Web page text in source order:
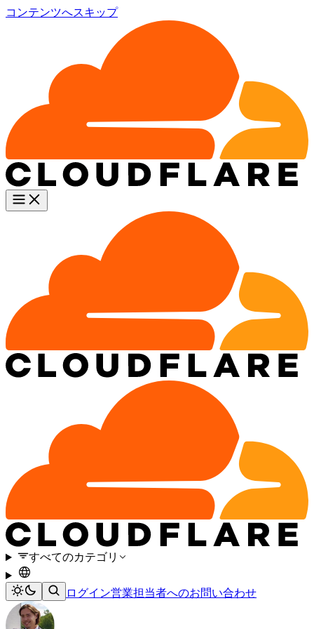
コンテンツへスキップ
すべてのカテゴリ
ログイン営業担当者へのお問い合わせ